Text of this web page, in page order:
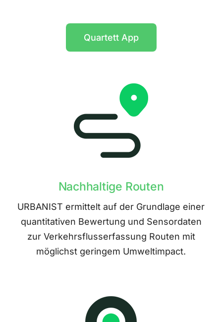
Quartett App
Nachhaltige Routen
URBANIST ermittelt auf der Grundlage einer
quantitativen Bewertung und Sensordaten
zur Verkehrsflusserfassung Routen mit
möglichst geringem Umweltimpact.